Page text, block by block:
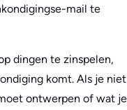
mail te
dingen te zinspelen,
komt. Als je niet
ontwerpen of wat je